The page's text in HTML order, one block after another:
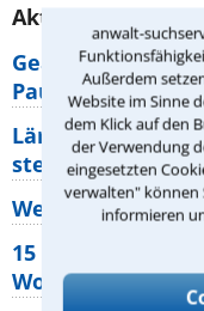
anwalt-
Außerdem
Website im Sinne
dem Klick auf den
der Verwendung
eingesetzten
verwalten" können
informieren
Aktuelle
Geänderte
Lärm von den
stehen mir zu?
Wer muss
15 elementare